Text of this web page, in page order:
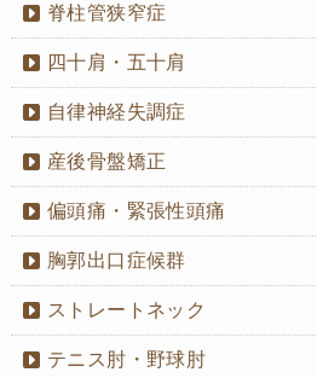
脊柱管狭窄症
四十肩・五十肩
自律神経失調症
産後骨盤矯正
偏頭痛・緊張性頭痛
胸郭出口症候群
ストレートネック
テニス肘・野球肘